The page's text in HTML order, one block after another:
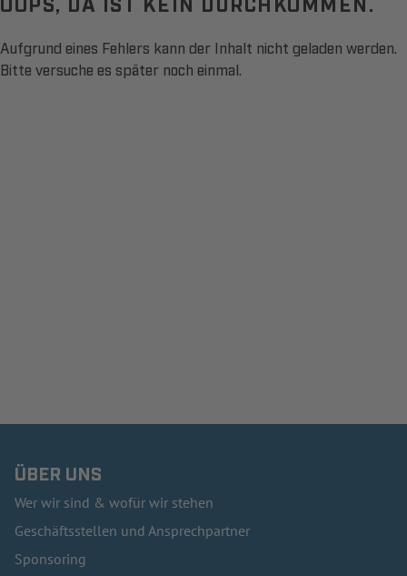
Aufgrund eines Fehlers kann der Inhalt nicht geladen werden.
Bitte versuche es später noch einmal.
ÜBER UNS
Wer wir sind & wofür wir stehen
Geschäftsstellen und Ansprechpartner
Sponsoring